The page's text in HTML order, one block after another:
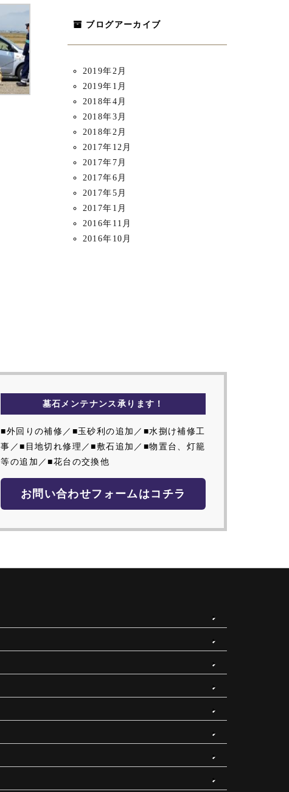
ブログアーカイブ
2019年2月
2019年1月
2018年4月
2018年3月
2018年2月
2017年12月
2017年7月
2017年6月
2017年5月
2017年1月
2016年11月
2016年10月
墓石メンテナンス承ります！
■外回りの補修／■玉砂利の追加／■水捌け補修工
事／■目地切れ修理／■敷石追加／■物置台、灯籠
等の追加／■花台の交換他
お問い合わせフォームはコチラ